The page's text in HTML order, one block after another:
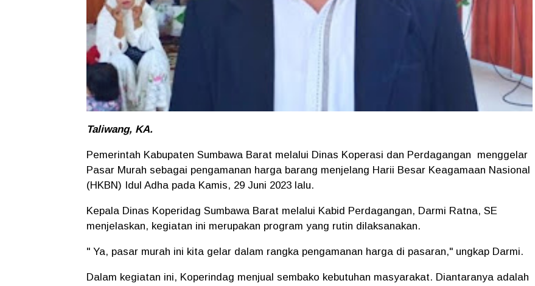
Taliwang, KA.
Pemerintah Kabupaten Sumbawa Barat melalui Dinas Koperasi dan Perdagangan menggelar
Pasar Murah sebagai pengamanan harga barang menjelang Harii Besar Keagamaan Nasional
(HKBN) Idul Adha pada Kamis, 29 Juni 2023 lalu.
Kepala Dinas Koperidag Sumbawa Barat melalui Kabid Perdagangan, Darmi Ratna, SE
menjelaskan, kegiatan ini merupakan program yang rutin dilaksanakan.
" Ya, pasar murah ini kita gelar dalam rangka pengamanan harga di pasaran," ungkap Darmi.
Dalam kegiatan ini, Koperindag menjual sembako kebutuhan masyarakat. Diantaranya adalah